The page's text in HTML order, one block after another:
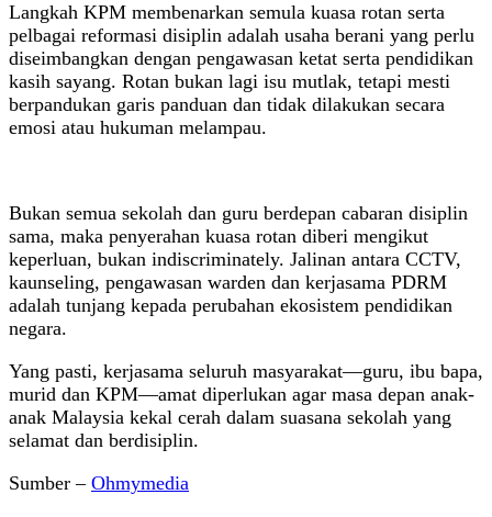
Langkah KPM membenarkan semula kuasa rotan serta
pelbagai reformasi disiplin adalah usaha berani yang perlu
diseimbangkan dengan pengawasan ketat serta pendidikan
kasih sayang. Rotan bukan lagi isu mutlak, tetapi mesti
berpandukan garis panduan dan tidak dilakukan secara
emosi atau hukuman melampau.
Bukan semua sekolah dan guru berdepan cabaran disiplin
sama, maka penyerahan kuasa rotan diberi mengikut
keperluan, bukan indiscriminately. Jalinan antara CCTV,
kaunseling, pengawasan warden dan kerjasama PDRM
adalah tunjang kepada perubahan ekosistem pendidikan
negara.
Yang pasti, kerjasama seluruh masyarakat—guru, ibu bapa,
murid dan KPM—amat diperlukan agar masa depan anak-
anak Malaysia kekal cerah dalam suasana sekolah yang
selamat dan berdisiplin.
Sumber – Ohmymedia